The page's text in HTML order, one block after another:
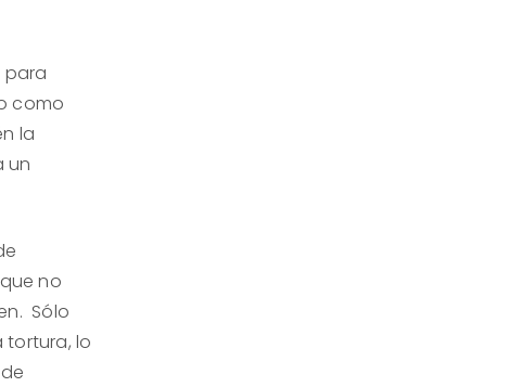
para
como
la
un
no
Sólo
tortura, lo